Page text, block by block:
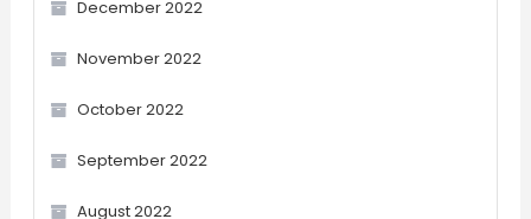
December 2022
November 2022
October 2022
September 2022
August 2022